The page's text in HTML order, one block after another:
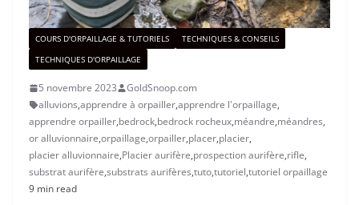
COURS D'ORPAILLAGE & TUTORIELS
TECHNIQUES & CONSEILS
TECHNIQUES D'ORPAILLAGE
5 novembre 2023
GoldSnoop.com
alluvions,apprendre à orpailler,apprendre l'orpaillage,
apprendre orpailler,bedrock,bedrock rocheux,méandre,méandres,
or alluvionnaire,orpaillage,orpailler,placer,placier,
placier alluvionnaire,Placier aurifère,prospection aurifère,rifle,
substrat aurifère,substrats aurifères,tuto,tutoriel,tutoriel orpaillage
9 min read